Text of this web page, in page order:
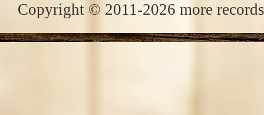
Copyright © 2011-2026 more